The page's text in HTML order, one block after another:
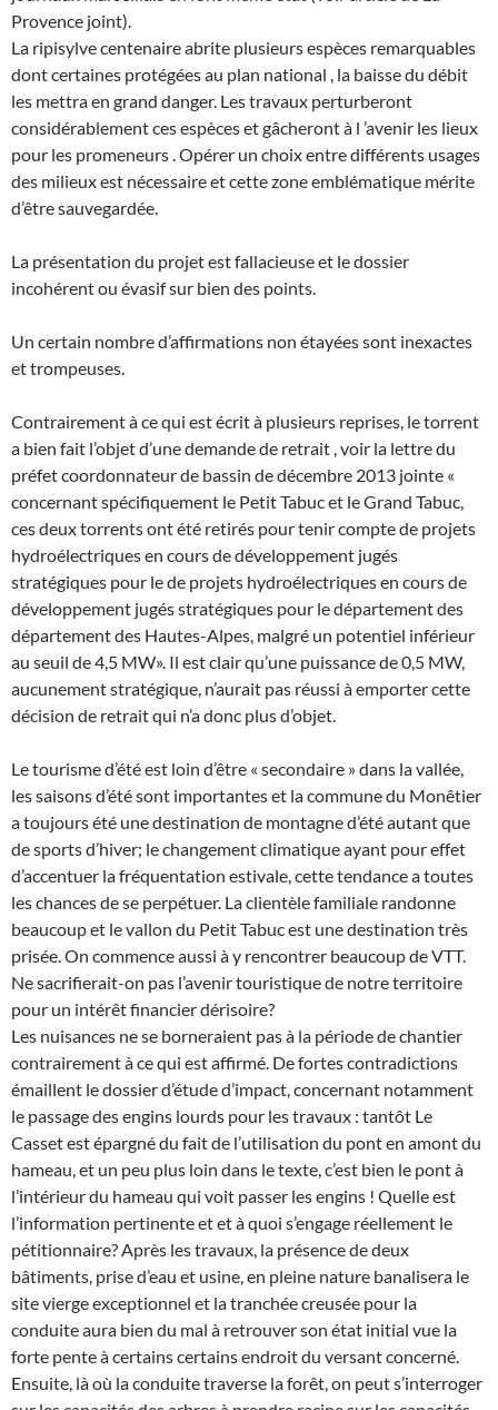
Provence joint).
La ripisylve centenaire abrite plusieurs espèces remarquables
dont certaines protégées au plan national , la baisse du débit
les mettra en grand danger. Les travaux perturberont
considérablement ces espèces et gâcheront à l ’avenir les lieux
pour les promeneurs . Opérer un choix entre différents usages
des milieux est nécessaire et cette zone emblématique mérite
d’être sauvegardée.
La présentation du projet est fallacieuse et le dossier
incohérent ou évasif sur bien des points.
Un certain nombre d’affirmations non étayées sont inexactes
et trompeuses.
Contrairement à ce qui est écrit à plusieurs reprises, le torrent
a bien fait l’objet d’une demande de retrait , voir la lettre du
préfet coordonnateur de bassin de décembre 2013 jointe «
concernant spécifiquement le Petit Tabuc et le Grand Tabuc,
ces deux torrents ont été retirés pour tenir compte de projets
hydroélectriques en cours de développement jugés
stratégiques pour le de projets hydroélectriques en cours de
développement jugés stratégiques pour le département des
département des Hautes-Alpes, malgré un potentiel inférieur
au seuil de 4,5 MW». Il est clair qu’une puissance de 0,5 MW,
aucunement stratégique, n’aurait pas réussi à emporter cette
décision de retrait qui n’a donc plus d’objet.
Le tourisme d’été est loin d’être « secondaire » dans la vallée,
les saisons d’été sont importantes et la commune du Monêtier
a toujours été une destination de montagne d’été autant que
de sports d’hiver; le changement climatique ayant pour effet
d’accentuer la fréquentation estivale, cette tendance a toutes
les chances de se perpétuer. La clientèle familiale randonne
beaucoup et le vallon du Petit Tabuc est une destination très
prisée. On commence aussi à y rencontrer beaucoup de VTT.
Ne sacrifierait-on pas l’avenir touristique de notre territoire
pour un intérêt financier dérisoire?
Les nuisances ne se borneraient pas à la période de chantier
contrairement à ce qui est affirmé. De fortes contradictions
émaillent le dossier d’étude d’impact, concernant notamment
le passage des engins lourds pour les travaux : tantôt Le
Casset est épargné du fait de l’utilisation du pont en amont du
hameau, et un peu plus loin dans le texte, c’est bien le pont à
l’intérieur du hameau qui voit passer les engins ! Quelle est
l’information pertinente et et à quoi s’engage réellement le
pétitionnaire? Après les travaux, la présence de deux
bâtiments, prise d’eau et usine, en pleine nature banalisera le
site vierge exceptionnel et la tranchée creusée pour la
conduite aura bien du mal à retrouver son état initial vue la
forte pente à certains certains endroit du versant concerné.
Ensuite, là où la conduite traverse la forêt, on peut s’interroger